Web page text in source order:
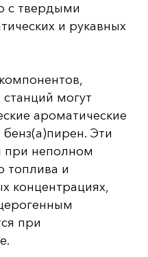
с твердыми
и рукавных
могут
ароматические
Эти
при неполном
топлива и
концентрациях,
при